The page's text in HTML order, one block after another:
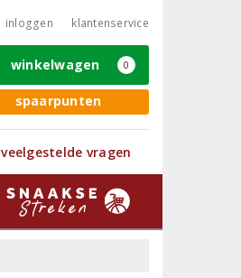
inloggen klantenservice
spaarpunten
winkelwagen 0
veelgestelde vragen